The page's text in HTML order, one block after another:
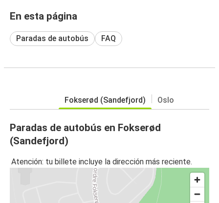
En esta página
Paradas de autobús FAQ
Fokserød (Sandefjord) Oslo
Paradas de autobús en Fokserød
(Sandefjord)
Atención: tu billete incluye la dirección más reciente.